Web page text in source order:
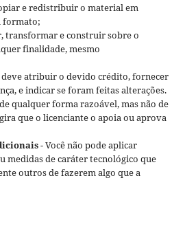
e redistribuir o material em
formato;
transformar e construir sobre o
finalidade, mesmo
deve atribuir o devido crédito, fornecer
e indicar se foram feitas alterações.
qualquer forma razoável, mas não de
que o licenciante o apoia ou aprova
- Você não pode aplicar
medidas de caráter tecnológico que
outros de fazerem algo que a